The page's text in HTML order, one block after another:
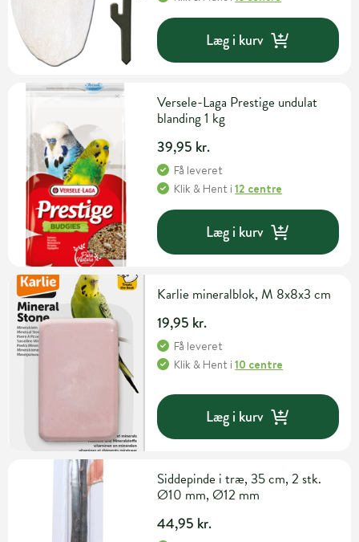
Læg i kurv
Versele-Laga Prestige undulat
blanding 1 kg
39,95 kr.
Få leveret
Klik & Hent i12 centre
Læg i kurv
Karlie mineralblok, M 8x8x3 cm
19,95 kr.
Få leveret
Klik & Hent i10 centre
Læg i kurv
Siddepinde i træ, 35 cm, 2 stk.
Ø10 mm, Ø12 mm
44,95 kr.